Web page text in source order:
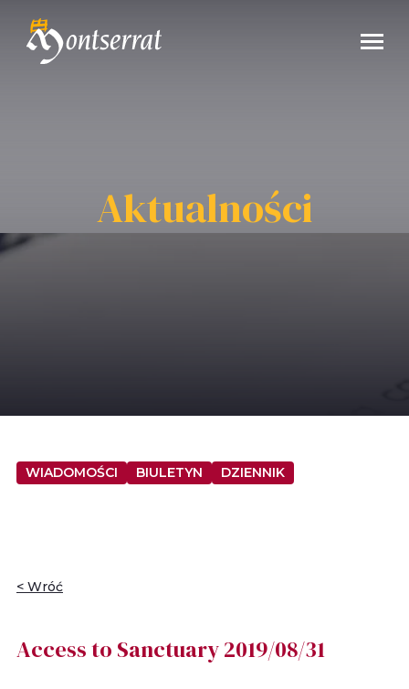
Aktualności
WIADOMOŚCI BIULETYN DZIENNIK
< Wróć
Access to Sanctuary 2019/08/31